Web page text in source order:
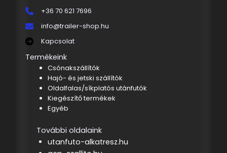
+36 70 621 7696
info@trailer-shop.hu
Kapcsolat
Termékeink
Csónakszállítók
Hajó- és jetski szállítók
Oldalfalas/síkplatós utánfutók
Kiegészítő termékek
Egyéb
További oldalaink
utanfuto-alkatresz.hu